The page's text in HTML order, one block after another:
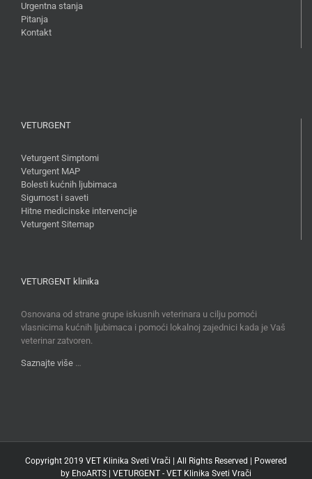
Urgentna stanja
Pitanja
Kontakt
VETURGENT
Veturgent Simptomi
Veturgent MAP
Bolesti kućnih ljubimaca
Sigurnost i saveti
Hitne medicinske intervencije
Veturgent Sitemap
VETURGENT klinika
Osnovana od strane grupe iskusnih veterinara u cilju pomoći
vlasnicima kućnih ljubimaca i pomoći lokalnoj zajednici kada je Vaš
veterinar zatvoren.
Saznajte više …
Copyright 2019 VET Klinika Sveti Vrači | All Rights Reserved | Powered
by EhoARTS VETURGENT - VET Klinika Sveti Vrači